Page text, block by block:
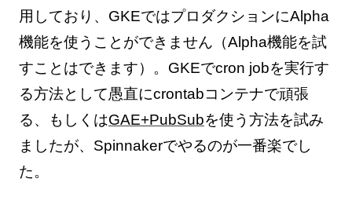
用しており、GKEではプロダクションにAlpha
機能を使うことができません（Alpha機能を試
すことはできます）。GKEでcron jobを実行す
る方法として愚直にcrontabコンテナで頑張
る、もしくはGAE+PubSubを使う方法を試み
ましたが、Spinnakerでやるのが一番楽でし
た。